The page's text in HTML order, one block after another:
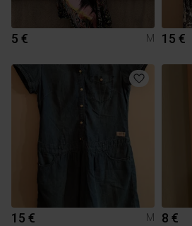
5 € M 15 €
15 € M 8 €